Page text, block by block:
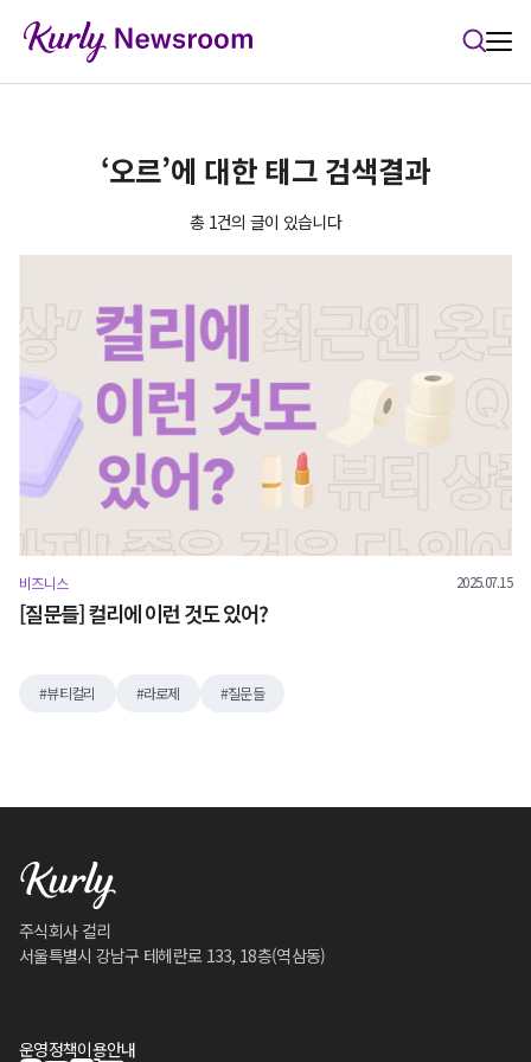
‘오르’에 대한 태그 검색결과
총 1건의 글이 있습니다
비즈니스 2025.07.15
[질문들] 컬리에 이런 것도 있어?
뷰티컬리 라로제 질문들
주식회사 컬리
서울특별시 강남구 테헤란로 133, 18층(역삼동)
운영정책이용안내